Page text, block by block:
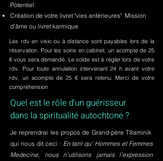
Potentiel
Création de votre livret "vies antérieures" Mission
d'âme ou livret karmique
Les rdv en visio ou à distance sont payables lors de la
réservation. Pour les soins en cabinet, un acompte de 25
€ vous sera demandé. Le solde est à régler lors de votre
rdv. Pour toute annulation intervenant 24 h avant votre
rdv, un acompte de 25 € sera retenu. Merci de votre
compréhension
Quel est le rôle d'un guérisseur
dans la spiritualité autochtone ?
Je reprendrai les propos de Grand-père T8aminik
qui nous dit ceci : En tant qu' Hommes et Femmes
Medecine, nous n'utilisons jamais l’expression